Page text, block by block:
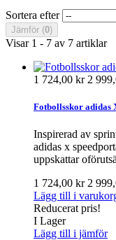
Sortera efter
Jämför (0)
Visar 1 - 7 av 7 artiklar
1 724,00 kr 2
Fotbollsskor adidas
Inspirerad av
adidas x
uppskattar
1 724,00 kr 2
Lägg till i
Reducerat pris!
I Lager
Lägg till i jämför